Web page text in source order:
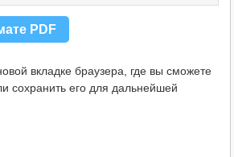
PDF
вкладке браузера, где вы сможете
сохранить его для дальнейшей